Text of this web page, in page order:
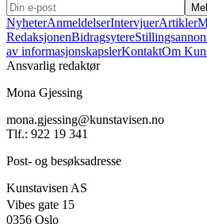
NyheterAnmeldelserIntervjuerArtikler
RedaksjonenBidragsytere
av informasjonskapslerKontaktOm
Ansvarlig redaktør
Mona Gjessing
mona.gjessing@kunstavisen.no
Tlf.: 922 19 341
Post- og besøksadresse
Kunstavisen AS
Vibes gate 15
0356 Oslo